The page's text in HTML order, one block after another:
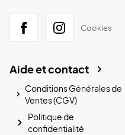
Cookies
Aide et contact
Conditions Générales de
Ventes (CGV)
Politique de
confidentialité